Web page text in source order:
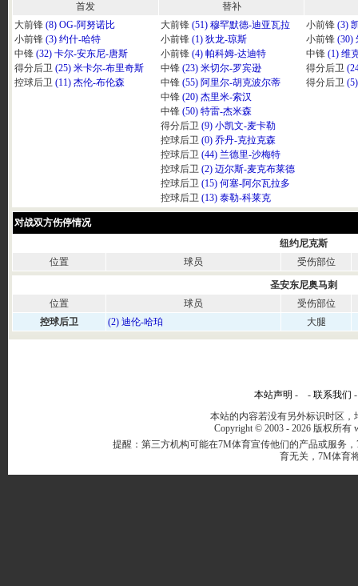
首发
替补
大前锋 (8) OG-阿努诺比
小前锋 (3) 约什-哈特
中锋 (32) 卡尔-安东尼-唐斯
得分后卫 (25) 米卡尔-布里奇斯
控球后卫 (11) 杰伦-布伦森
大前锋 (51) 穆罕默德-迪亚瓦拉
小前锋 (1) 狄龙-琼斯
小前锋 (4) 帕科姆-达迪特
中锋 (23) 米切尔-罗宾逊
中锋 (55) 阿里尔-胡克波尔蒂
中锋 (20) 杰里米-索汉
中锋 (50) 特雷-杰米森
得分后卫 (9) 小凯文-麦卡勒
控球后卫 (0) 乔丹-克拉克森
控球后卫 (44) 兰德里-沙梅特
控球后卫 (2) 迈尔斯-麦克布莱德
控球后卫 (15) 何塞-阿尔瓦拉多
控球后卫 (13) 泰勒-科莱克
小前锋 (3)
小前锋 (30)
中锋 (1) 维
得分后卫
得分后卫
对战双方伤停情况
纽约尼克斯
位置
球员 受伤部位
圣安东尼奥马刺
位置
球员
受伤部位
控球后卫
(2) 迪伦-哈珀 大腿
本站声明 - - 联系我们
本站的内容若没有另外标识时区
Copyright © 2003 - 2026 版权所有
提醒：第三方机构可能在7M体育宣传他们的产品或服务
育无关，7M体育